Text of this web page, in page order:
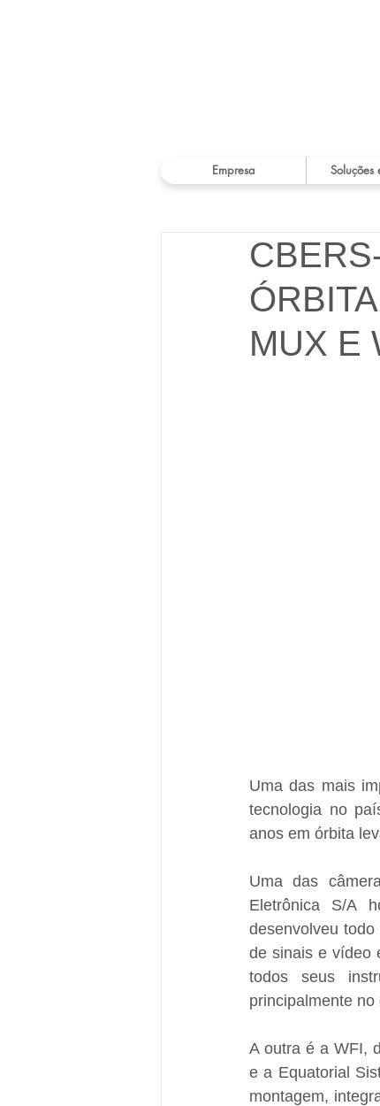
Empresa Soluções
MUX E
Uma das mais
tecnologia no
anos em órbita
Uma das
Eletrônica S/A
desenvolveu
de sinais e vídeo
todos seus
principalmente
A outra é a WFI,
e a Equatorial
montagem,